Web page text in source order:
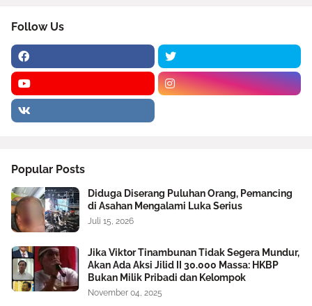
Follow Us
Popular Posts
Diduga Diserang Puluhan Orang, Pemancing
di Asahan Mengalami Luka Serius
Juli 15, 2026
Jika Viktor Tinambunan Tidak Segera Mundur,
Akan Ada Aksi Jilid II 30.000 Massa: HKBP
Bukan Milik Pribadi dan Kelompok
November 04, 2025